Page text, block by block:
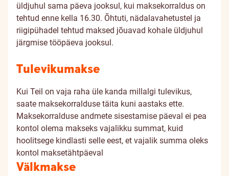
üldjuhul sama päeva jooksul, kui maksekorraldus on
tehtud enne kella 16.30. Õhtuti, nädalavahetustel ja
riigipühadel tehtud maksed jõuavad kohale üldjuhul
järgmise tööpäeva jooksul.
Tulevikumakse
Kui Teil on vaja raha üle kanda millalgi tulevikus,
saate maksekorralduse täita kuni aastaks ette.
Maksekorralduse andmete sisestamise päeval ei pea
kontol olema makseks vajalikku summat, kuid
hoolitsege kindlasti selle eest, et vajalik summa oleks
kontol maksetähtpäeval
Välkmakse